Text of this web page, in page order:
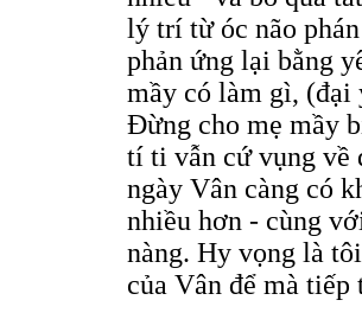
lý trí từ óc não
phản ứng lại bằng
mầy có làm gì,
Đừng cho mẹ mầy
tí ti vẫn cứ vụng về
ngày Vân càng có
nhiều hơn - cùng
nàng. Hy vọng là
của Vân để mà tiếp